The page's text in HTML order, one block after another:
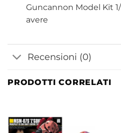
Guncannon Model Kit
avere
Recensioni (0)
PRODOTTI CORRELATI